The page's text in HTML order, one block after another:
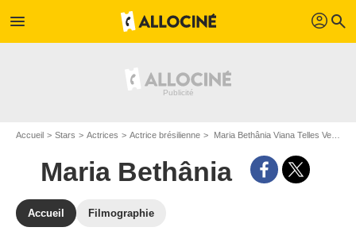
menu profil search
Accueil Stars Actrices Actrice brésilienne Maria Bethânia Viana Telles Veloso dit Maria Bethânia
Maria Bethânia
Accueil Filmographie